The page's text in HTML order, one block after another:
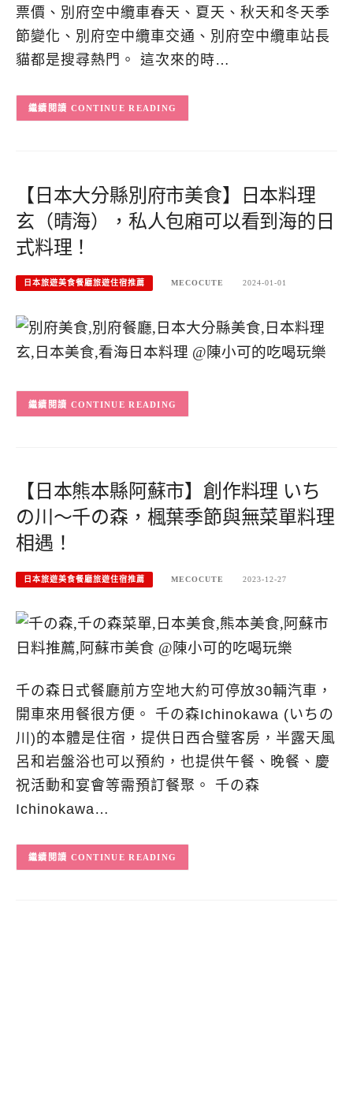
票價、別府空中纜車春天、夏天、秋天和冬天季
節變化、別府空中纜車交通、別府空中纜車站長
貓都是搜尋熱門。 這次來的時…
CONTINUE READING
【日本大分縣別府市美食】日本料理
玄（晴海），私人包廂可以看到海的日
式料理！
日本旅遊美食餐廳旅遊住宿推薦 MECOCUTE 2024-01-01
CONTINUE READING
【日本熊本縣阿蘇市】創作料理 いち
の川～千の森，楓葉季節與無菜單料理
相遇！
日本旅遊美食餐廳旅遊住宿推薦 MECOCUTE 2023-12-27
千の森日式餐廳前方空地大約可停放30輛汽車，
開車來用餐很方便。 千の森Ichinokawa (いちの
川)的本體是住宿，提供日西合璧客房，半露天風
呂和岩盤浴也可以預約，也提供午餐、晚餐、慶
祝活動和宴會等需預訂餐聚。 千の森
Ichinokawa…
CONTINUE READING